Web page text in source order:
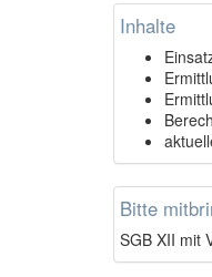
Inhalte
Bitte
SGB XII mit